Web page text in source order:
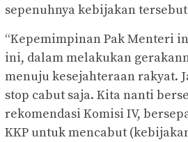
sepenuhnya kebijakan
“Kepemimpinan Pak Menteri
ini, dalam melakukan
menuju kesejahteraan rakyat.
stop cabut saja. Kita nanti
rekomendasi Komisi IV,
KKP untuk mencabut